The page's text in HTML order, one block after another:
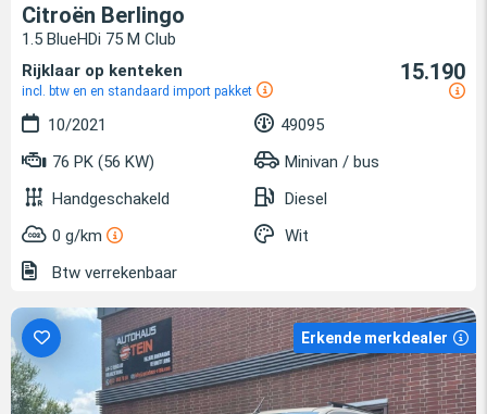
Citroën Berlingo
1.5 BlueHDi 75 M Club
Rijklaar op kenteken
incl. btw en en standaard import pakket
15.190
10/2021
49095
76 PK (56 KW)
Minivan / bus
Handgeschakeld
Diesel
0 g/km
Wit
Btw verrekenbaar
Erkende merkdealer